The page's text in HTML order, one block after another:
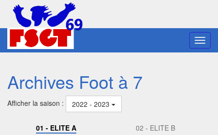
Archives Foot à 7
Afficher la saison : 2022 - 2023
01 - ELITE A
02 - ELITE B